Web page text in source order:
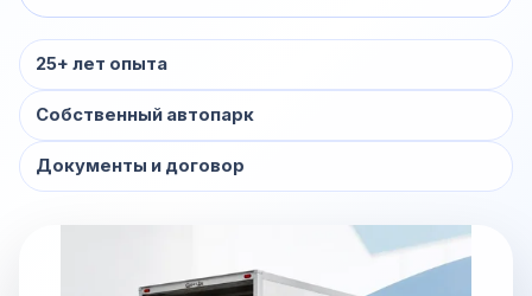
25+ лет опыта
Собственный автопарк
Документы и договор